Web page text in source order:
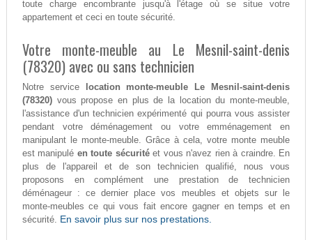
toute charge encombrante jusqu'à l'étage où se situe votre
appartement et ceci en toute sécurité.
Votre monte-meuble au Le Mesnil-saint-denis
(78320) avec ou sans technicien
Notre service
location monte-meuble Le Mesnil-saint-denis
(78320)vous propose en plus de la location du monte-meuble,
l'assistance d'un technicien expérimenté qui pourra vous assister
pendant votre déménagement ou votre emménagement en
manipulant le monte-meuble. Grâce à cela, votre monte meuble
est manipulé en toute sécuritéet vous n'avez rien à craindre. En
plus de l'appareil et de son technicien qualifié, nous vous
proposons en complément une prestation de technicien
déménageur : ce dernier place vos meubles et objets sur le
monte-meubles ce qui vous fait encore gagner en temps et en
sécurité. En savoir plus sur nos prestations.